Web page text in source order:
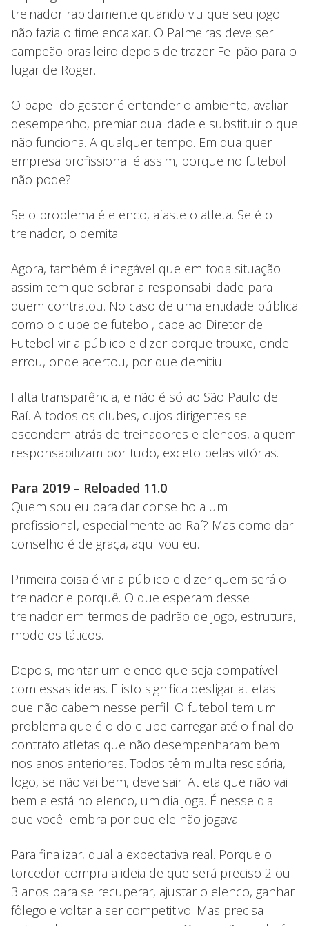
treinador rapidamente quando viu que seu jogo
não fazia o time encaixar. O Palmeiras deve ser
campeão brasileiro depois de trazer Felipão para o
lugar de Roger.
O papel do gestor é entender o ambiente, avaliar
desempenho, premiar qualidade e substituir o que
não funciona. A qualquer tempo. Em qualquer
empresa profissional é assim, porque no futebol
não pode?
Se o problema é elenco, afaste o atleta. Se é o
treinador, o demita.
Agora, também é inegável que em toda situação
assim tem que sobrar a responsabilidade para
quem contratou. No caso de uma entidade pública
como o clube de futebol, cabe ao Diretor de
Futebol vir a público e dizer porque trouxe, onde
errou, onde acertou, por que demitiu.
Falta transparência, e não é só ao São Paulo de
Raí. A todos os clubes, cujos dirigentes se
escondem atrás de treinadores e elencos, a quem
responsabilizam por tudo, exceto pelas vitórias.
Para 2019 – Reloaded 11.0
Quem sou eu para dar conselho a um
profissional, especialmente ao Raí? Mas como dar
conselho é de graça, aqui vou eu.
Primeira coisa é vir a público e dizer quem será o
treinador e porquê. O que esperam desse
treinador em termos de padrão de jogo, estrutura,
modelos táticos.
Depois, montar um elenco que seja compatível
com essas ideias. E isto significa desligar atletas
que não cabem nesse perfil. O futebol tem um
problema que é o do clube carregar até o final do
contrato atletas que não desempenharam bem
nos anos anteriores. Todos têm multa rescisória,
logo, se não vai bem, deve sair. Atleta que não vai
bem e está no elenco, um dia joga. É nesse dia
que você lembra por que ele não jogava.
Para finalizar, qual a expectativa real. Porque o
torcedor compra a ideia de que será preciso 2 ou
3 anos para se recuperar, ajustar o elenco, ganhar
fôlego e voltar a ser competitivo. Mas precisa